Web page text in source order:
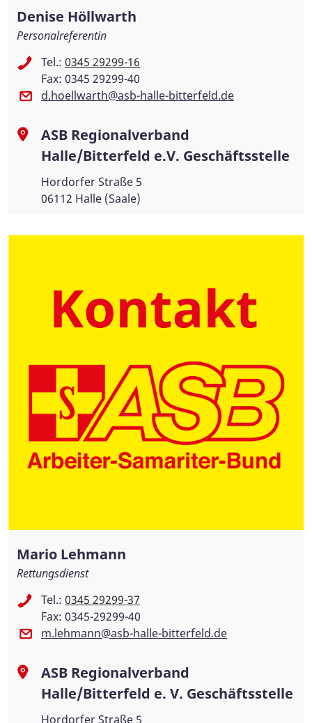
Denise Höllwarth
Personalreferentin
Tel.: 0345 29299-16
Fax: 0345 29299-40
d.hoellwarth@asb-halle-bitterfeld.de
ASB Regionalverband
Halle/Bitterfeld e.V. Geschäftsstelle
Hordorfer Straße 5
06112 Halle (Saale)
Mario Lehmann
Rettungsdienst
Tel.: 0345 29299-37
Fax: 0345-29299-40
m.lehmann@asb-halle-bitterfeld.de
ASB Regionalverband
Halle/Bitterfeld e. V. Geschäftsstelle
Hordorfer Straße 5